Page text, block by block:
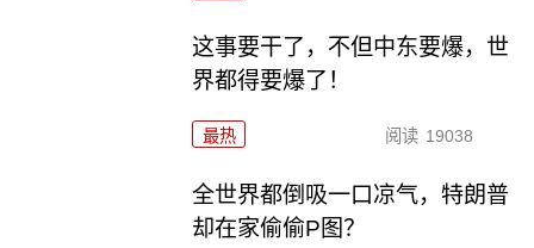
这事要干了，不但中东要爆，世
界都得要爆了！
最热 阅读 19038
全世界都倒吸一口凉气，特朗普
却在家偷偷P图？